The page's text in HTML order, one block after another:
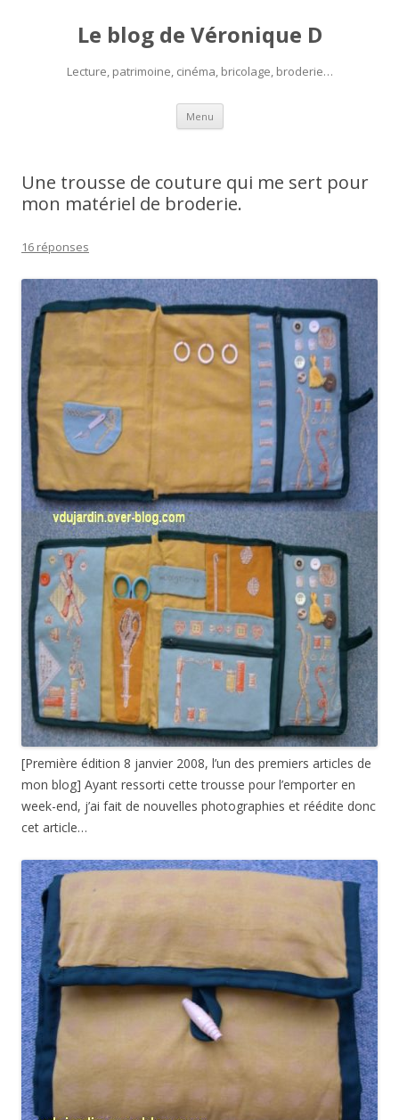
Le blog de Véronique D
Lecture, patrimoine, cinéma, bricolage, broderie…
Menu Aller
contenu
Une trousse de couture qui me sert pour
mon matériel de broderie.
16 réponses
[Première édition 8 janvier 2008, l’un des premiers articles de
mon blog] Ayant ressorti cette trousse pour l’emporter en
week-end, j’ai fait de nouvelles photographies et réédite donc
cet article…